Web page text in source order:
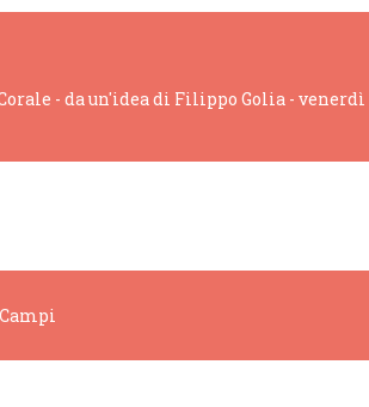
- da un'idea di Filippo Golia - venerdì